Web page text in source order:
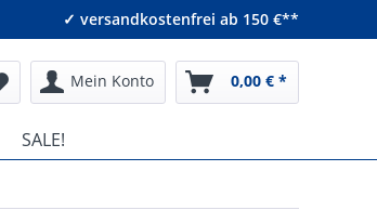
✓ versandkostenfrei ab 150 €**
Mein Konto 0,00 € *
SALE!